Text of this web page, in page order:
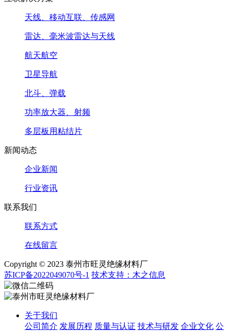
天线、移动互联、传感网
雷达、毫米波雷达与天线
航天航空
卫星导航
北斗、弹载
功率放大器、射频
多层板用粘结片
新闻动态
企业新闻
行业资讯
联系我们
联系方式
在线留言
Copyright © 2023 泰州市旺灵绝缘材料厂
苏ICP备2022049070号-1 技术支持：木之信息
关于我们
公司简介 发展历程 质量与认证 技术与研发 企业文化 公